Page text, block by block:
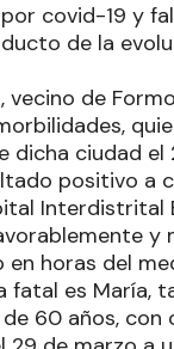
covid-19 y
de la
vecino de
dicha ciudad el
positivo a
Interdistrital
y
horas del
fatal es María,
60 años, con